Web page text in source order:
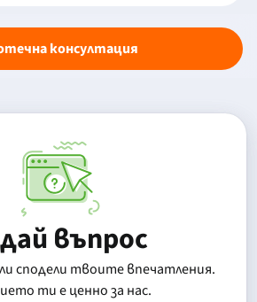
консултация
въпрос
сподели твоите впечатления.
ти е ценно за нас.